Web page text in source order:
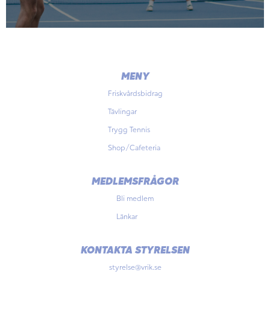
MENY
Friskvårdsbidrag
Tävlingar
Trygg Tennis
Shop/Cafeteria
MEDLEMSFRÅGOR
Bli medlem
Länkar
KONTAKTA STYRELSEN
styrelse@vrik.se